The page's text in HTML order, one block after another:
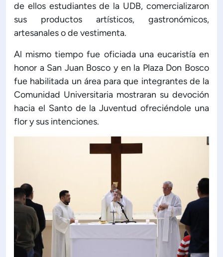
de ellos estudiantes de la UDB, comercializaron
sus productos artísticos, gastronómicos,
artesanales o de vestimenta.
Al mismo tiempo fue oficiada una eucaristía en
honor a San Juan Bosco y en la Plaza Don Bosco
fue habilitada un área para que integrantes de la
Comunidad Universitaria mostraran su devoción
hacia el Santo de la Juventud ofreciéndole una
flor y sus intenciones.